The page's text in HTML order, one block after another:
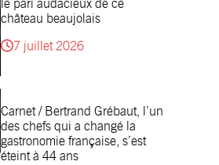
le pari audacieux de ce
château beaujolais
7 juillet 2026
Carnet / Bertrand Grébaut, l’un
des chefs qui a changé la
gastronomie française, s’est
éteint à 44 ans